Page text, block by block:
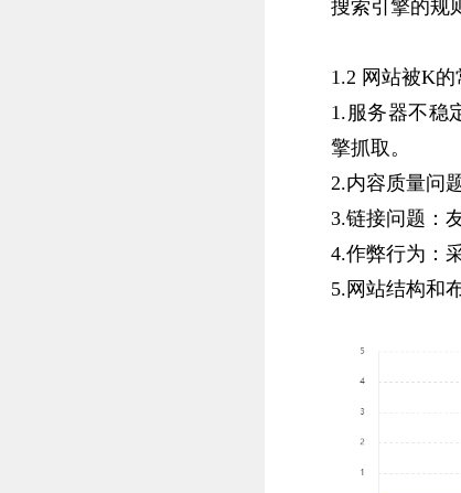
搜索引擎的规
1.2 网站被K的
1.‌服务器不稳
擎抓取。‌
2.‌内容质量问
3.‌链接问题‌：‌
4.‌作弊行为‌：‌
5.‌网站结构和